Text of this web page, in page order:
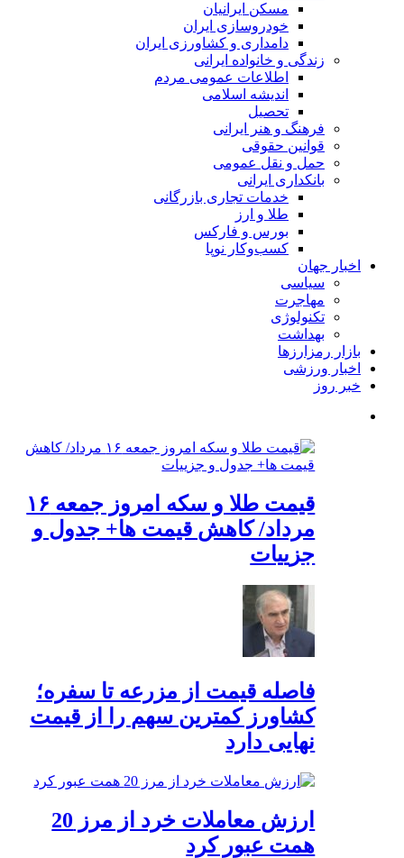
مسکن ایرانیان
خودروسازی ایران
دامداری و کشاورزی ایران
زندگی و خانواده ایرانی
اطلاعات عمومی مردم
اندیشه اسلامی
تحصیل
فرهنگ و هنر ایرانی
قوانین حقوقی
حمل و نقل عمومی
بانکداری ایرانی
خدمات تجاری بازرگانی
طلا و ارز
بورس و فارکس
کسب‌وکار نوپا
اخبار جهان
سیاسی
مهاجرت
تکنولوژی
بهداشت
بازار رمزارزها
اخبار ورزشی
خبر روز
قیمت طلا و سکه امروز جمعه ۱۶
مرداد/ کاهش قیمت ها+ جدول و
جزییات
فاصله قیمت از مزرعه تا سفره؛
کشاورز کمترین سهم را از قیمت
نهایی دارد
ارزش معاملات خرد از مرز 20
همت عبور کرد